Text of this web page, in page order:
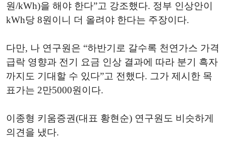
원/kWh)을 해야 한다”고 강조했다. 정부 인상안이
kWh당 8원이니 더 올려야 한다는 주장이다.
다만, 나 연구원은 “하반기로 갈수록 천연가스 가격
급락 영향과 전기 요금 인상 결과에 따라 분기 흑자
까지도 기대할 수 있다”고 전했다. 그가 제시한 목
표가는 2만5000원이다.
이종형 키움증권(대표 황현순) 연구원도 비슷하게
의견을 냈다.